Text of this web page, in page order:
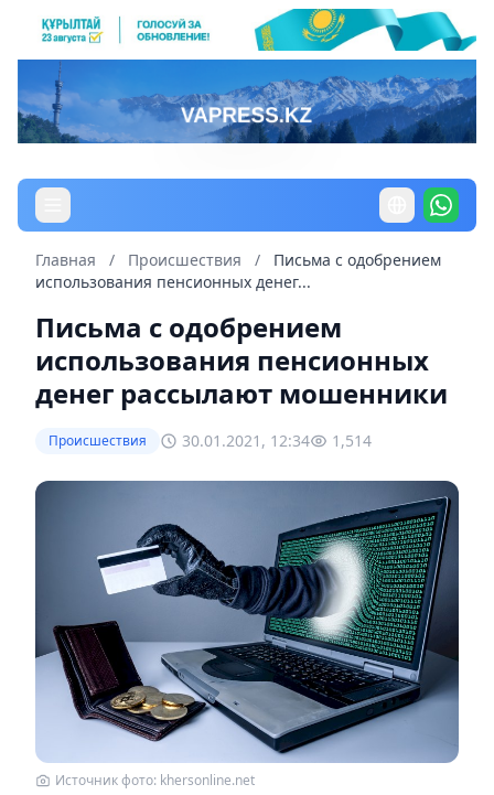
Главная / Происшествия /
Письма с одобрением
использования пенсионных денег...
Письма с одобрением
использования пенсионных
денег рассылают мошенники
Происшествия 30.01.2021, 12:34 1,514
Источник фото: khersonline.net